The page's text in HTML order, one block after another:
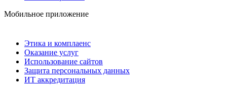
Мобильное приложение
Этика и комплаенс
Оказание услуг
Использование сайтов
Защита персональных данных
ИТ аккредитация